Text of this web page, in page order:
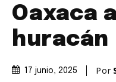
Oaxaca
huracán
17 junio, 2025 Por